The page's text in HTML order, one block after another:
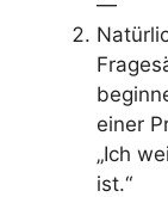
—
einer
„Ich
ist.“